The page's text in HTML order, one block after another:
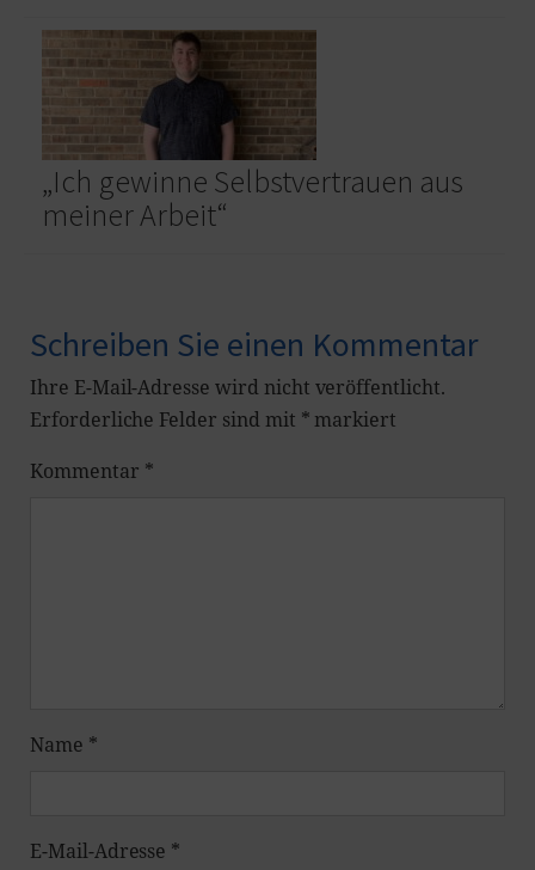
„Ich gewinne Selbstvertrauen aus
meiner Arbeit“
Schreiben Sie einen Kommentar
Ihre E-Mail-Adresse wird nicht veröffentlicht.
Erforderliche Felder sind mit * markiert
Kommentar *
Name *
E-Mail-Adresse *